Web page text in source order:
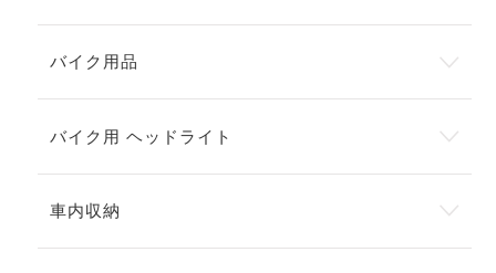
バイク用品
バイク用 ヘッドライト
車内収納